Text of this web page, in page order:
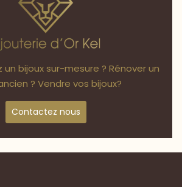
bijoux sur-mesure ? Rénover un
? Vendre vos bijoux?
Contactez nous